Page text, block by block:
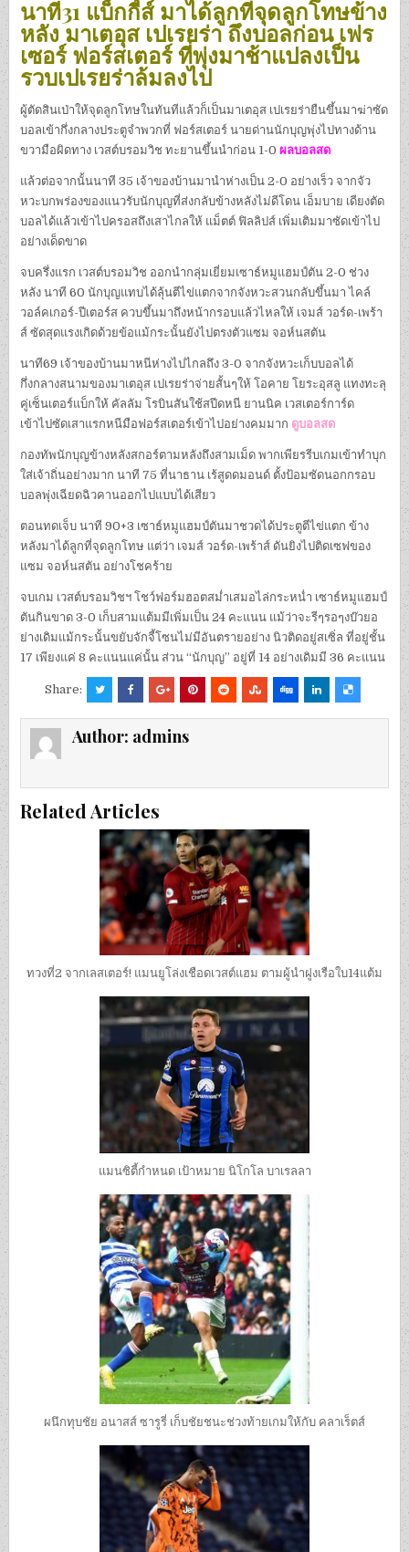
นาที31 แบ็กกี้ส์ มาได้ลูกที่จุดลูกโทษข้าง
หลัง มาเตอุส เปเรยร่า ถึงบอลก่อน เฟร
เซอร์ ฟอร์สเตอร์ ที่พุ่งมาช้าแปลงเป็น
รวบเปเรยร่าล้มลงไป
ผู้ตัดสินเป่าให้จุดลูกโทษในทันทีแล้วก็เป็นมาเตอุส เปเรยร่ายืนขึ้นมาฆ่าซัด
บอลเข้ากึ่งกลางประตูจำพวกที่ ฟอร์สเตอร์ นายด่านนักบุญพุ่งไปทางด้าน
ขวามือผิดทาง เวสต์บรอมวิช ทะยานขึ้นนำก่อน 1-0ผลบอลสด
แล้วต่อจากนั้นนาที 35 เจ้าของบ้านมานำห่างเป็น 2-0 อย่างเร็ว จากจัว
หวะบกพร่องของแนวรับนักบุญที่ส่งกลับข้างหลังไม่ดีโดน เอ็มบาย เดียงตัด
บอลได้แล้วเข้าไปครอสถึงเสาไกลให้ แม็ตต์ ฟิลลิปส์ เพิ่มเติมมาซัดเข้าไป
อย่างเด็ดขาด
จบครึ่งแรก เวสต์บรอมวิช ออกนำกลุ่มเยี่ยมเซาธ์หมูแฮมป์ตัน 2-0 ช่วง
หลัง นาที 60 นักบุญแทบได้ลุ้นตีไข่แตกจากจังหวะสวนกลับขึ้นมา ไคล์
วอล์คเกอร์-ปีเตอร์ส ควบขึ้นมาถึงหน้ากรอบแล้วไหลให้ เจมส์ วอร์ด-เพร้า
ส์ ซัดสุดแรงเกิดด้วยข้อแม้กระนั้นยังไปตรงตัวแซม จอห์นสตัน
นาที69 เจ้าของบ้านมาหนีห่างไปไกลถึง 3-0 จากจังหวะเก็บบอลได้
กึ่งกลางสนามของมาเตอุส เปเรยร่าจ่ายสั้นๆให้ โอคาย โยระอุสลู แทงทะลุ
คู่เซ็นเตอร์แบ็กให้ คัลลัม โรบินสันใช้สปีดหนี ยานนิค เวสเตอร์การ์ด
เข้าไปซัดเสาแรกหนีมือฟอร์สเตอร์เข้าไปอย่างคมมาก ดูบอลสด
กองทัพนักบุญข้างหลังสกอร์ตามหลังถึงสามเม็ด พากเพียรรีบเกมเข้าทำบุก
ใส่เจ้าถิ่นอย่างมาก นาที 75 ที่นาธาน เร้สูดดมอนด์ ตั้งป้อมซัดนอกกรอบ
บอลพุ่งเฉียดฉิวคานออกไปแบบได้เสียว
ตอนทดเจ็บ นาที 90+3 เซาธ์หมูแฮมป์ตันมาชวดได้ประตูตีไข่แตก ข้าง
หลังมาได้ลูกที่จุดลูกโทษ แต่ว่า เจมส์ วอร์ด-เพร้าส์ ดันยิงไปติดเซฟของ
แซม จอห์นสตัน อย่างโชคร้าย
จบเกม เวสต์บรอมวิชฯ โชว์ฟอร์มฮอตสม่ำเสมอไล่กระหน่ำ เซาธ์หมูแฮมป์
ตันกินขาด 3-0 เก็บสามแต้มมีเพิ่มเป็น 24 คะแนน แม้ว่าจะรีๆรอๆงบ๊วยอ
ย่างเดิมแม้กระนั้นขยับจักจี้โซนไม่มีอันตรายอย่าง นิวติดอยู่สเซิ่ล ที่อยู่ชั้น
17 เพียงแค่ 8 คะแนนแค่นั้น ส่วน “นักบุญ” อยู่ที่ 14 อย่างเดิมมี 36 คะแนน
Share:
Author: admins
Related Articles
ทวงที่2 จากเลสเตอร์! แมนยูโล่งเชือดเวสต์แฮม ตามผู้นำฝูงเรือใบ14แต้ม
แมนซิตี้กำหนด เป้าหมาย นิโกโล บาเรลลา
ผนึกทุบชัย อนาสส์ ซารูรี่ เก็บชัยชนะช่วงท้ายเกมให้กับ คลาเร็ตส์